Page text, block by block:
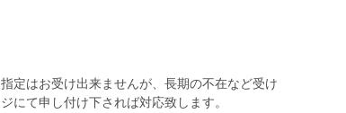
定はお受け出来ませんが、長期の不在など受け
にて申し付け下されば対応致します。